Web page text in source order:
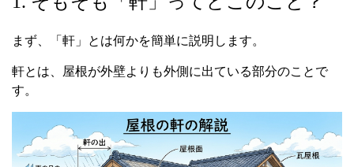
まず、「軒」とは何かを簡単に説明します。
軒とは、屋根が外壁よりも外側に出ている部分のことで
す。